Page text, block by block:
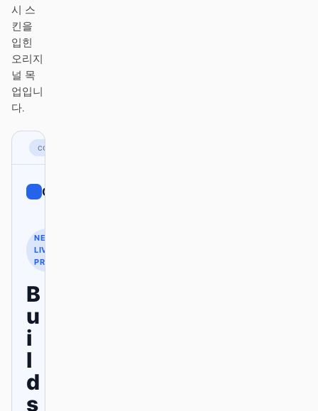
다운로드
기여자
모더레이터
Discord
시 스
킨을
입힌
오리지
널 목
업입니
다.
corporate.com
Corporate
NEW ·
LIVE
PREVIEW
B
u
i
l
d
s